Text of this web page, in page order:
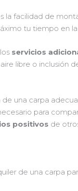
la facilidad de
tu tiempo en
servicios
libre o inclusión
una carpa
para
positivos de
de una carpa